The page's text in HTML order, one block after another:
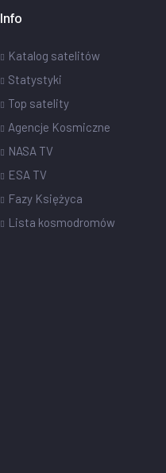
Info
Katalog satelitów
Statystyki
Top satelity
Agencje Kosmiczne
NASA TV
ESA TV
Fazy Księżyca
Lista kosmodromów